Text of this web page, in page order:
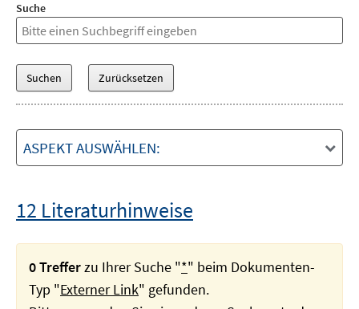
Suche
ASPEKT AUSWÄHLEN:
12 Literaturhinweise
0 Trefferzu Ihrer Suche "*" beim Dokumenten-
Typ "Externer Link" gefunden.